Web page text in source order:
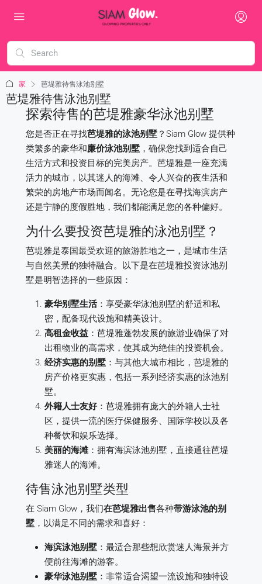
家 芭堤雅待售泳池别墅
芭堤雅待售泳池别墅
探索待售的芭堤雅豪华泳池别墅
您是否正在寻找芭堤雅的泳池别墅 ？Siam Glow 提供种
类繁多的豪华和廉价泳池别墅 ，确保您找到适合自己
生活方式和投资目标的完美房产。芭堤雅是一座充满
活力的城市，以其迷人的海滩、令人兴奋的夜生活和
繁荣的房地产市场而闻名。无论您是在寻找海滨房产
还是宁静的度假胜地，我们都能满足您的各种偏好。
为什么要投资芭堤雅的泳池别墅？
芭堤雅是泰国最受欢迎的旅游胜地之一，是城市生活
与自然美景的独特融合。以下是在芭堤雅投资泳池别
墅是明智选择的一些原因：
豪华别墅生活：享受豪华泳池别墅的舒适和私
密，配备现代设施和精美设计。
高租金收益 ：芭堤雅蓬勃发展的旅游业确保了对
出租物业的高需求，使其成为绝佳的投资机会。
经济实惠的别墅 ：与其他大城市相比，芭堤雅的
房产价格更实惠，包括一系列经济实惠的泳池别
墅。
外籍人士友好：芭堤雅拥有庞大的外籍人士社
区，提供一流的医疗保健服务、国际学校以及各
种餐饮和娱乐选择。
美丽的海滩 ：拥有海滨泳池别墅，直接通往芭堤
雅迷人的海滩。
待售泳池别墅类型
在 Siam Glow，我们在芭堤雅出售各种带游泳池的别
墅 ，以满足不同的需求和喜好：
海滨泳池别墅 ：最适合那些想欣赏迷人海景并方
便前往海滩的游客。
豪华泳池别墅 ：非常适合渴望一流设施和独特设